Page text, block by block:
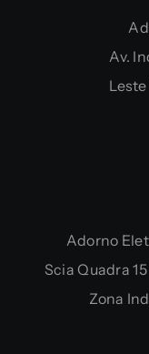
Av.
Adorno
Scia Quadra
Zona